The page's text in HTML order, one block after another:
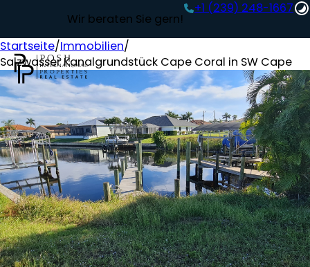
Wir beraten Sie gern!
+1 (239) 248-1667‬
Startseite/Immobilien/
Salzwasser Kanalgrundstück Cape Coral in SW Cape